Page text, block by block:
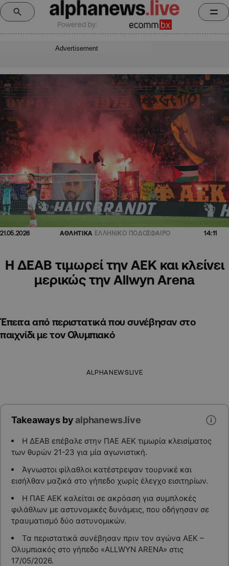
Powered by:
Advertisement
21.05.2026 ΑΘΛΗΤΙΚΑ ΕΛΛΗΝΙΚΟ ΠΟΔΟΣΦΑΙΡΟ 14:11
Η ΔΕΑΒ τιμωρεί την ΑΕΚ και κλείνει
μερικώς την Allwyn Arena
Έπειτα από περιστατικά που συνέβησαν στο
παιχνίδι με τον Ολυμπιακό
ALPHANEWSLIVE
Takeaways byalphanews.live
Η ΔΕΑΒ επέβαλε στην ΠΑΕ ΑΕΚ τιμωρία κλεισίματος
των θυρών 21-23 για μία αγωνιστική.
Άγνωστοι φίλαθλοι κατέστρεψαν τουρνικέ και
εισήλθαν μαζικά στο γήπεδο χωρίς έλεγχο εισιτηρίων.
Η ΠΑΕ ΑΕΚ καλείται σε ακρόαση για συμπλοκές
φιλάθλων με αστυνομικές δυνάμεις, που οδήγησαν σε
τραυματισμό δύο αστυνομικών.
Τα περιστατικά συνέβησαν πριν τον αγώνα ΑΕΚ –
Ολυμπιακός στο γήπεδο «ALLWYN ARENA» στις
17/05/2026.